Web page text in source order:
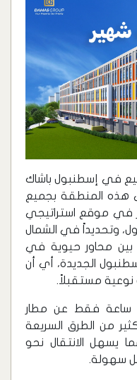
في إسطنبول باشاك
هذه المنطقة بجميع
في موقع استراتيجي
وتحديداً في الشمال
محاور حيوية في
الجديدة، أي أن
مستقبلاً.
ساعة فقط عن مطار
من الطرق السريعة
يسهل الانتقال نحو
سهولة.